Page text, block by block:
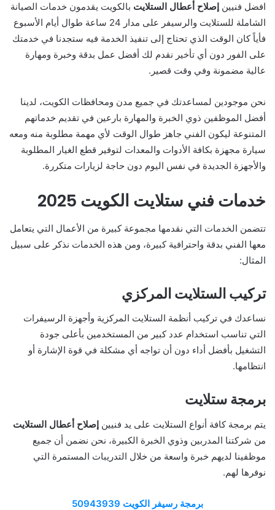
افضل فنيين إصلاح أعطال الستلايت ​ بالكويت يقدمون خدمات الصيانة
الشاملة للستلايت والرسيفر على مدار 24 ساعة طوال أيام الأسبوع
فأياً كان الوقت الذي تحتاج إلى تنفيذ الخدمة فيه ستجدنا في خدمتك
على الفور دون أي تأخير نقدم لك أفضل عمل بدقة وخبرة ومهارة
عالية مضمونة وفي وقت قصير.
نحن موجودين لمساعدتك في جميع مدن ومحافظات الكويت، لدينا
أفضل الموظفين ذوي الخبرة والمهارة بارعين في تقديم خدماتهم
المتنوعة ليكون الفني جاهز طوال الوقت لأي مهمة مطلوبة منه ومعه
سيارة مجهزة بكافة الأدوات والمعدات لتوفير قطع الغيار المطلوبة
والأجهزة الجديدة في نفس اليوم دون حاجة لزيارات متكررة.
خدمات فني ستلايت الكويت 2025
تتضمن الخدمات التي نقدمها مجموعة كبيرة من الأعمال التي يتعامل
معها الفني بدقة واحترافية كبيرة، ومن هذه الخدمات نذكر على سبيل
المثال:
تركيب الستلايت المركزي
نساعدك في تركيب أنظمة الستلايت المركزية وأجهزة الرسيفرات
التي تناسب استخدام عدد كبير من المستخدمين بأعلى جودة
التشغيل بأفضل أداء دون أن تواجه أي مشكلة في قوة الإشارة أو
انتظامها.
برمجة ستلايت
يتم برمجة كافة أنواع الستلايت على يد فنيين إصلاح أعطال الستلايت
من شركتنا المدربين وذوي الخبرة الكبيرة، نحن نضمن أن جميع
موظفينا لديهم خبرة واسعة من خلال التدريبات المستمرة التي
نوفرها لهم.
برمجة رسيفر الكويت 50943939